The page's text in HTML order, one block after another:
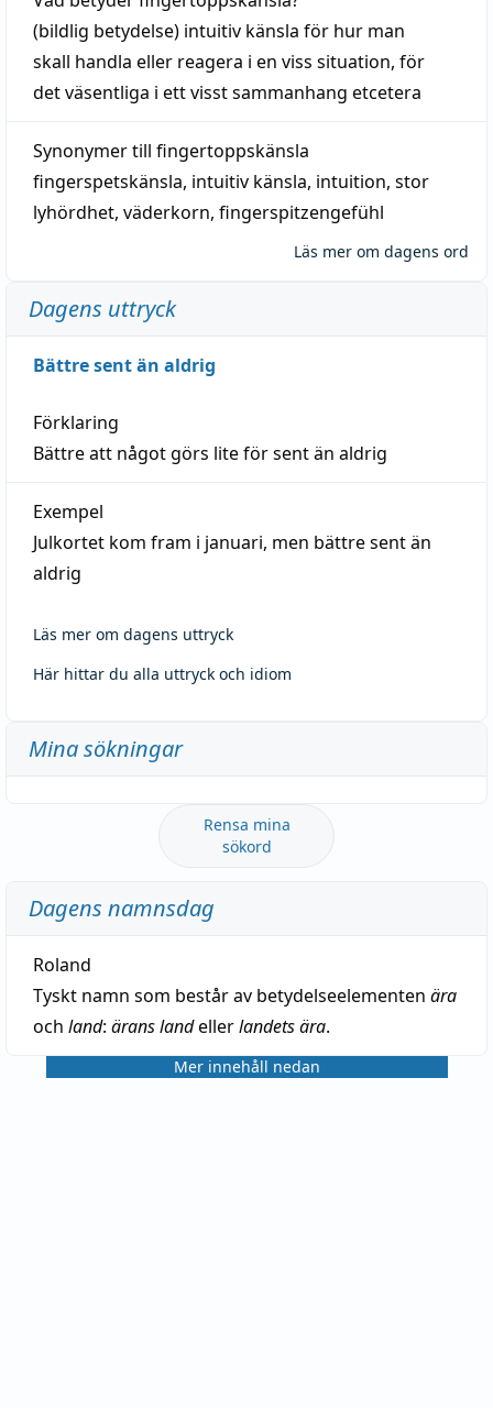
(bildlig betydelse) intuitiv känsla för hur man
skall handla eller reagera i en viss situation, för
det väsentliga i ett visstsammanhang etcetera
Synonymer till fingertoppskänsla
fingerspetskänsla, intuitiv känsla, intuition, stor
lyhördhet, väderkorn, fingerspitzengefühl
Läs mer om dagens ord
Dagens uttryck
Bättre sent än aldrig
Förklaring
Bättre att något görs lite för sent än aldrig
Exempel
Julkortet kom fram i januari, men bättre sent än
aldrig
Läs mer om dagens uttryck
Här hittar du alla uttryck och idiom
Mina sökningar
Rensa mina
sökord
Dagens namnsdag
Roland
Tyskt namn som består av betydelseelementen ära
och land: ärans landellerlandets ära.
Mer innehåll nedan